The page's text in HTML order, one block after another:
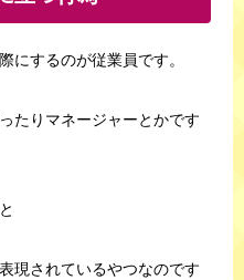
にするのが従業員です。
たりマネージャーとかです
現されているやつなのです